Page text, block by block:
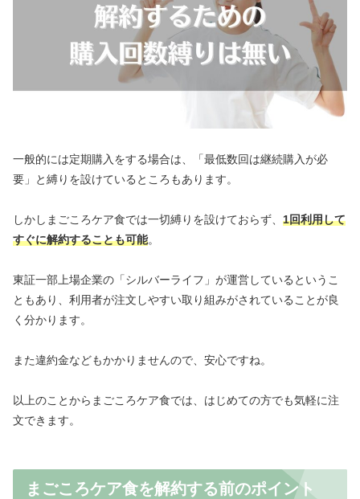
一般的には定期購入をする場合は、「最低数回は継続購入が必
要」と縛りを設けているところもあります。
しかしまごころケア食では一切縛りを設けておらず、 1回利用して
すぐに解約することも可能。
東証一部上場企業の「シルバーライフ」が運営しているというこ
ともあり、利用者が注文しやすい取り組みがされていることが良
く分かります。
また違約金などもかかりませんので、安心ですね。
以上のことからまごころケア食では、はじめての方でも気軽に注
文できます。
まごころケア食を解約する前のポイント